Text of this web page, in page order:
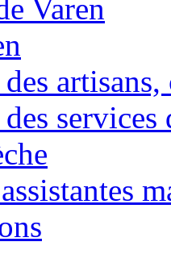
Varen
services